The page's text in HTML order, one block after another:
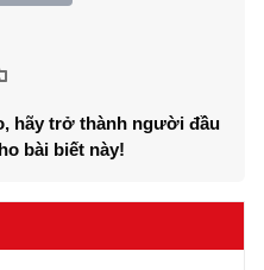
hãy trở thành người đầu
bài biết này!